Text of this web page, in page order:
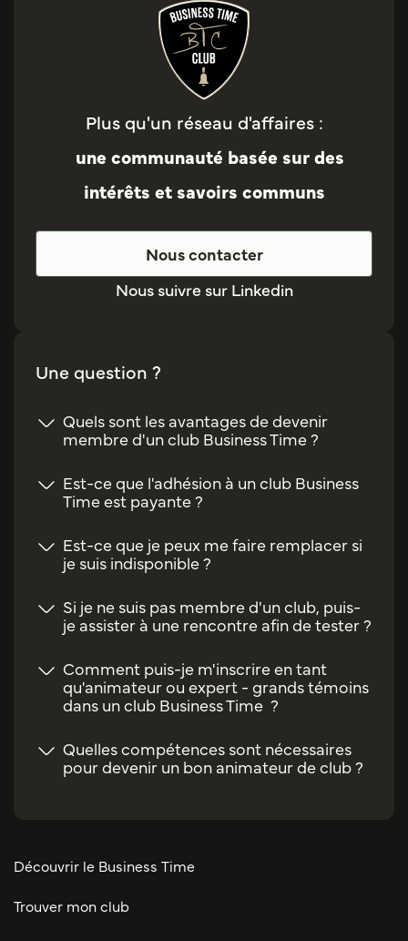
Plus qu'un réseau d'affaires :
une communauté basée sur des
intérêts et savoirs communs
Nous contacter
Nous suivre sur Linkedin
Une question ?
Quels sont les avantages de devenir
membre d'un club Business Time ?
Est-ce que l'adhésion à un club Business
Time est payante ?
Est-ce que je peux me faire remplacer si
je suis indisponible ?
Si je ne suis pas membre d'un club, puis-
je assister à une rencontre afin de tester ?
Comment puis-je m'inscrire en tant
qu'animateur ou expert - grands témoins
dans un club Business Time ?
Quelles compétences sont nécessaires
pour devenir un bon animateur de club ?
Découvrir le Business Time
Trouver mon club